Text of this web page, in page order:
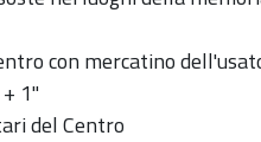
con mercatino
1"
del Centro